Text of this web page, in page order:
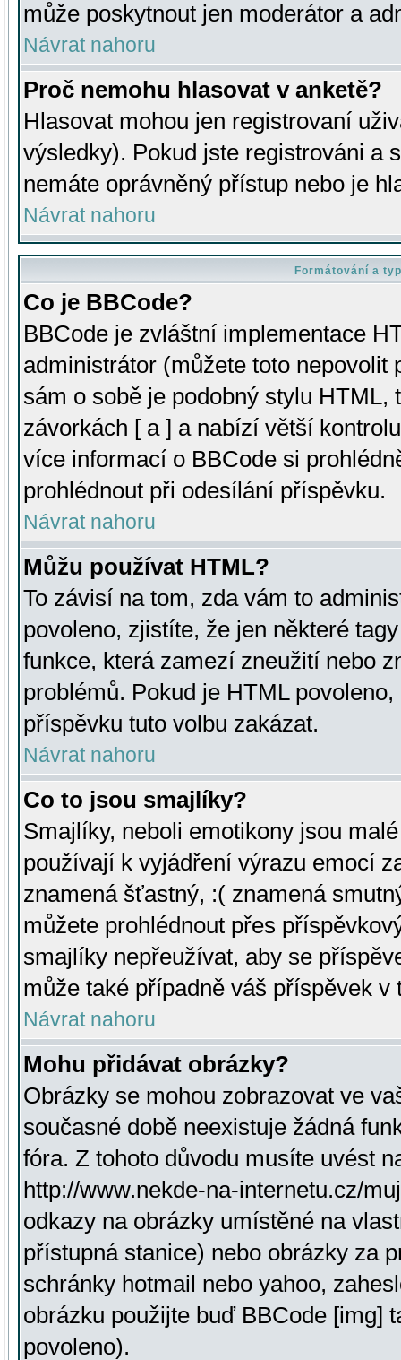
může poskytnout jen moderátor a
Návrat nahoru
Proč nemohu hlasovat v anketě?
Hlasovat mohou jen registrovaní
výsledky). Pokud jste registrováni a
nemáte oprávněný přístup nebo je
Návrat nahoru
Formátování a
Co je BBCode?
BBCode je zvláštní implementace
administrátor (můžete toto
sám o sobě je podobný stylu HTML,
závorkách [ a ] a nabízí větší
více informací o BBCode si
prohlédnout při odesílání příspěvku.
Návrat nahoru
Můžu používat HTML?
To závisí na tom, zda vám to
povoleno, zjistíte, že jen některé
funkce, která zamezí zneužití nebo
problémů. Pokud je HTML
příspěvku tuto volbu zakázat.
Návrat nahoru
Co to jsou smajlíky?
Smajlíky, neboli emotikony jsou
používají k vyjádření výrazu emocí
znamená šťastný, :( znamená
můžete prohlédnout přes
smajlíky nepřeužívat, aby se
může také případně váš příspěvek v
Návrat nahoru
Mohu přidávat obrázky?
Obrázky se mohou zobrazovat ve
současné době neexistuje žádná
fóra. Z tohoto důvodu musíte uvést
http://www.nekde-na-internetu.cz/
odkazy na obrázky umístěné na
přístupná stanice) nebo obrázky za
schránky hotmail nebo yahoo,
obrázku použijte buď BBCode [img]
povoleno).